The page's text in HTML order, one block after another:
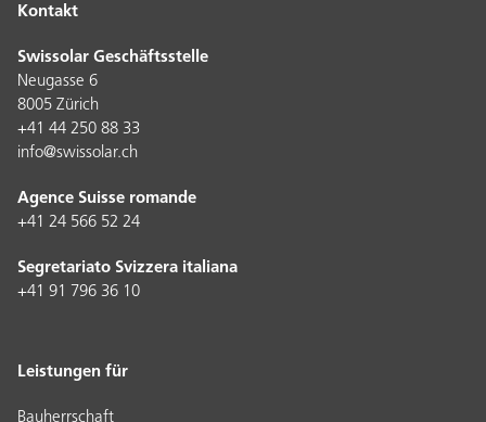
Kontakt
Swissolar Geschäftsstelle
Neugasse 6
8005 Zürich
+41 44 250 88 33
info@swissolar.ch
Agence Suisse romande
+41 24 566 52 24
Segretariato Svizzera italiana
+41 91 796 36 10
Leistungen für
Bauherrschaft